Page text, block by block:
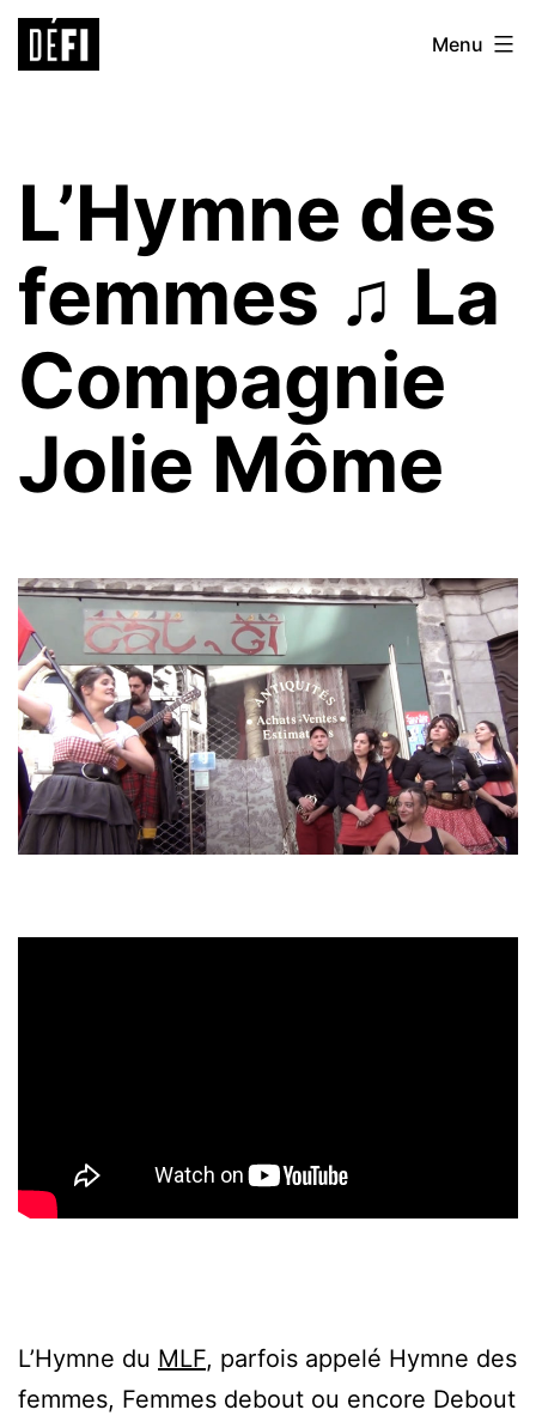
Aller
Défi
Menu
L’Hymne des
femmes ♫ La
Compagnie
Jolie Môme
L’Hymne du MLF, parfois appelé Hymne des
femmes, Femmes debout ou encore Debout